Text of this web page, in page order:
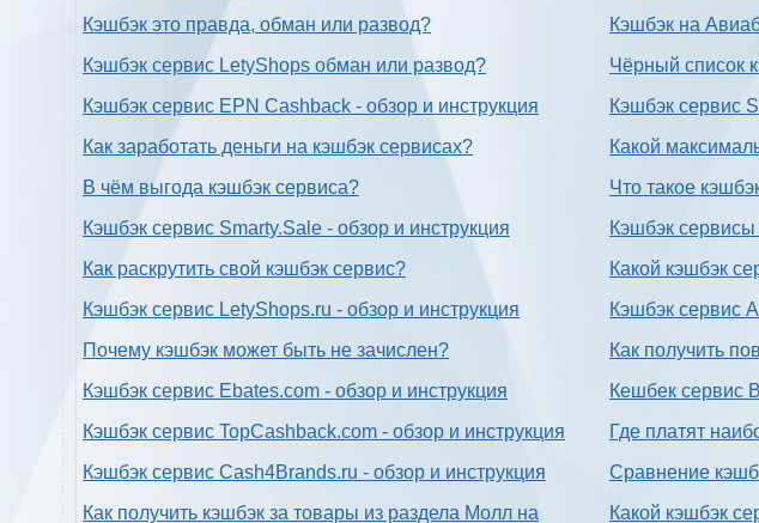
Кэшбэк это правда, обман или развод?
Кэшбэк сервис LetyShops обман или развод?
Кэшбэк сервис EPN Cashback - обзор и инструкция
Как заработать деньги на кэшбэк сервисах?
В чём выгода кэшбэк сервиса?
Кэшбэк сервис Smarty.Sale - обзор и инструкция
Как раскрутить свой кэшбэк сервис?
Кэшбэк сервис LetyShops.ru - обзор и инструкция
Почему кэшбэк может быть не зачислен?
Кэшбэк сервис Ebates.com - обзор и инструкция
Кэшбэк сервис TopCashback.com - обзор и инструкция
Кэшбэк сервис Cash4Brands.ru - обзор и инструкция
Как получить кэшбэк за товары из раздела Молл на
Кэшбэк на
Чёрный список
Кэшбэк сервис
Какой
Что такое
Кэшбэк
Какой кэшбэк
Кэшбэк сервис
Как получить
Кешбек сервис
Где платят
Сравнение
Какой кэшбэк